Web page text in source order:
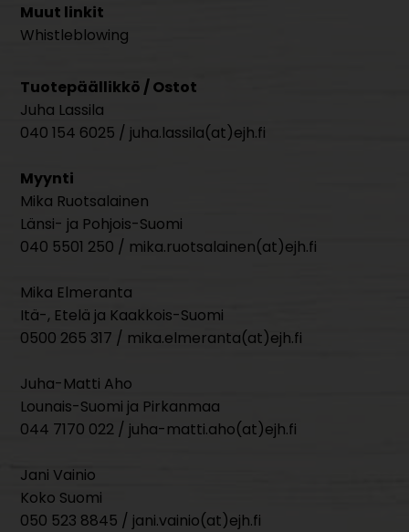
Muut linkit
Whistleblowing
Tuotepäällikkö / Ostot
Juha Lassila
040 154 6025 / juha.lassila(at)ejh.fi
Myynti
Mika Ruotsalainen
Länsi- ja Pohjois-Suomi
040 5501 250 / mika.ruotsalainen(at)ejh.fi
Mika Elmeranta
Itä-, Etelä ja Kaakkois-Suomi
0500 265 317 / mika.elmeranta(at)ejh.fi
Juha-Matti Aho
Lounais-Suomi ja Pirkanmaa
044 7170 022 / juha-matti.aho(at)ejh.fi
Jani Vainio
Koko Suomi
050 523 8845 / jani.vainio(at)ejh.fi